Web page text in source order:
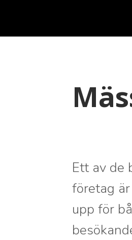
Ett av de
företag
upp för